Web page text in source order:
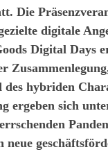
Die
digitale
Digital Days
des hybriden
ergeben sich
neue